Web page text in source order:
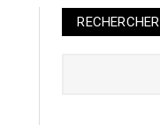
RECHERCHER